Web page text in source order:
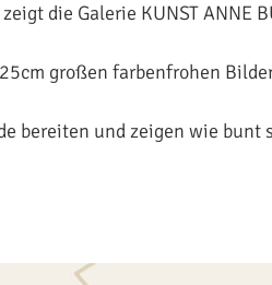
die Galerie KUNST ANNE
großen farbenfrohen
bereiten und zeigen wie bunt